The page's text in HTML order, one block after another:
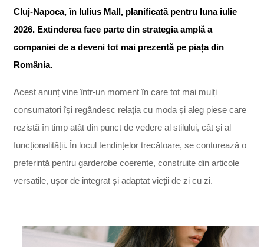
Cluj-Napoca, în Iulius Mall, planificată pentru luna iulie
2026. Extinderea face parte din strategia amplă a
companiei de a deveni tot mai prezentă pe piața din
România.
Acest anunț vine într-un moment în care tot mai mulți
consumatori își regândesc relația cu moda și aleg piese care
rezistă în timp atât din punct de vedere al stilului, cât și al
funcționalității. În locul tendințelor trecătoare, se conturează o
preferință pentru garderobe coerente, construite din articole
versatile, ușor de integrat și adaptat vieții de zi cu zi.